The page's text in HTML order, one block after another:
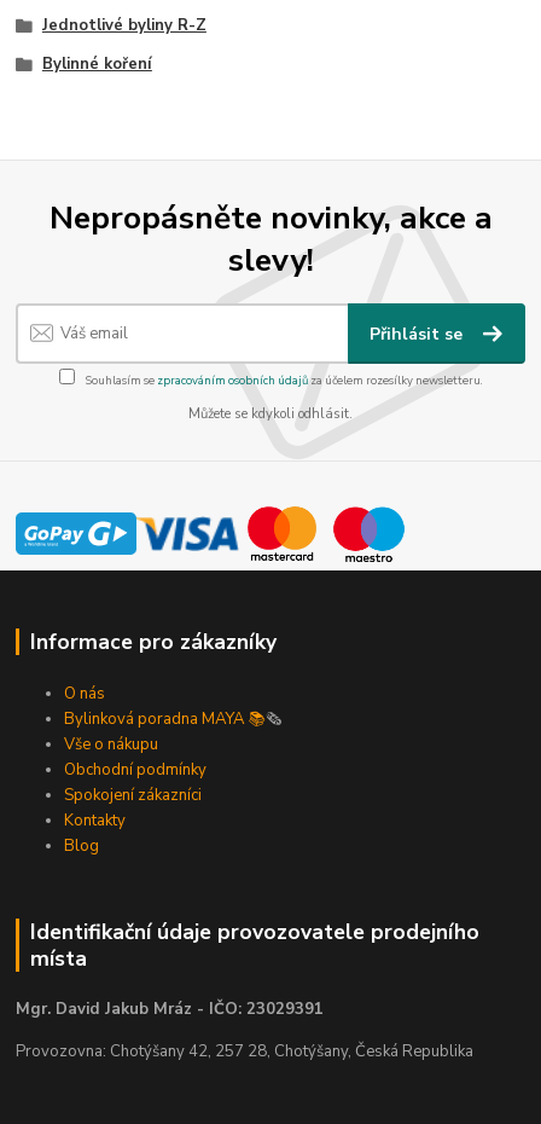
Jednotlivé byliny R-Z
Bylinné koření
Nepropásněte novinky, akce a
slevy!
Přihlásit se
Souhlasím se zpracováním osobních údajůza účelem rozesílky newsletteru.
Můžete se kdykoli odhlásit.
Informace pro zákazníky
O nás
Bylinková poradna MAYA 📚🗞️
Vše o nákupu
Obchodní podmínky
Spokojení zákazníci
Kontakty
Blog
Identifikační údaje provozovatele prodejního
místa
Mgr. David Jakub Mráz - IČO: 23029391
Provozovna: Chotýšany 42, 257 28, Chotýšany, Česká Republika